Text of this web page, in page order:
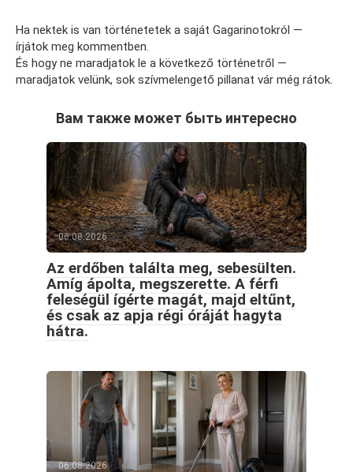
Ha nektek is van történetetek a saját Gagarinotokról —
írjátok meg kommentben.
És hogy ne maradjatok le a következő történetről —
maradjatok velünk, sok szívmelengető pillanat vár még rátok.
Вам также может быть интересно
06.08.2026
Az erdőben találta meg, sebesülten.
Amíg ápolta, megszerette. A férfi
feleségül ígérte magát, majd eltűnt,
és csak az apja régi óráját hagyta
hátra.
06.08.2026